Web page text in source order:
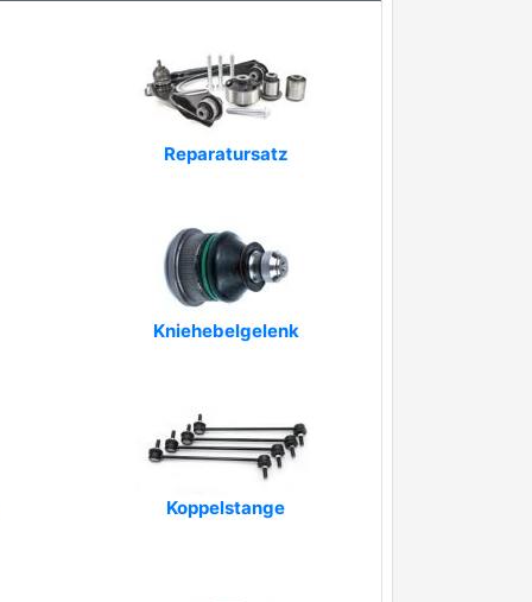
Reparatursatz
Kniehebelgelenk
Koppelstange